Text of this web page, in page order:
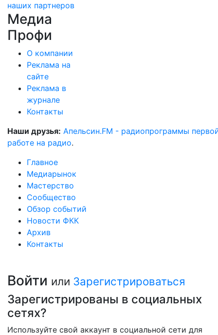
наших партнеров
Медиа
Профи
О компании
Реклама на
сайте
Реклама в
журнале
Контакты
Наши друзья: Апельсин.FM - радиопрограммы
работе на радио.
Главное
Медиарынок
Мастерство
Сообщество
Обзор событий
Новости ФКК
Архив
Контакты
Войти или Зарегистрироваться
Зарегистрированы в социальных
сетях?
Используйте свой аккаунт в социальной сети для